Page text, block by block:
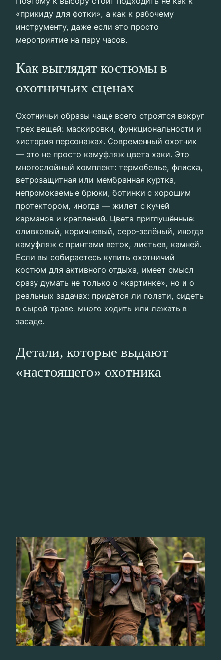
«прикиду для фотки», а как к рабочему
инструменту, даже если это просто
мероприятие на пару часов.
Как выглядят костюмы в
охотничьих сценах
Охотничьи образы чаще всего строятся вокруг
трех вещей: маскировки, функциональности и
«история персонажа». Современный охотник
— это не просто камуфляж цвета хаки. Это
многослойный комплект: термобелье, флиска,
ветрозащитная или мембранная куртка,
непромокаемые брюки, ботинки с хорошим
протектором, иногда — жилет с кучей
карманов и креплений. Цвета приглушённые:
оливковый, коричневый, серо‑зелёный, иногда
камуфляж с принтами веток, листьев, камней.
Если вы собираетесь купить охотничий
костюм для активного отдыха, имеет смысл
сразу думать не только о «картинке», но и о
реальных задачах: придётся ли ползти, сидеть
в сырой траве, много ходить или лежать в
засаде.
Детали, которые выдают
«настоящего» охотника